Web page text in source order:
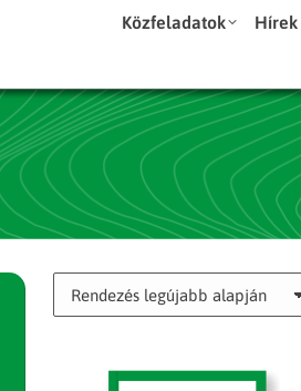
Közfeladatok Hírek